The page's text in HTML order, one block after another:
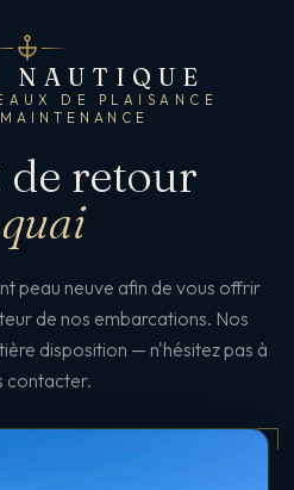
NAUTIQUE
DE PLAISANCE
de retour
peau neuve afin de vous offrir
de nos embarcations. Nos
disposition — n'hésitez pas à
contacter.